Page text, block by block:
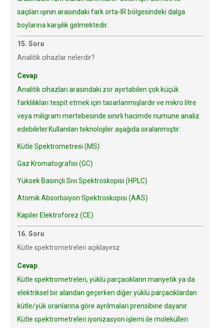
saçılan ışının arasındaki fark orta-IR bölgesindeki dalga
boylarına karşılık gelmektedir.
15. Soru
Analitik cihazlar nelerdir?
Cevap
Analitik cihazları arasındaki zor ayırtabilen çok küçük
farklılıkları tespit etmek için tasarlanmışlardır ve mikro litre
veya miligram mertebesinde sınırlı hacimde numune analiz
edebilirler.Kullanılan teknolojiler aşağıda sıralanmıştır:
Kütle Spektrometresi (MS)
Gaz Kromatografisi (GC)
Yüksek Basınçlı Sıvı Spektroskopisi (HPLC)
Atomik Absorbsiyon Spektroskopisi (AAS)
Kapiler Elektroforez (CE)
16. Soru
Kütle spektrometreleri açıklayınız.
Cevap
Kütle spektrometreleri, yüklü parçacıkların manyetik ya da
elektriksel bir alandan geçerken diğer yüklü parçacıklardan
kütle/yük oranlarına göre ayrılmaları prensibine dayanır.
Kütle spektrometreleri iyonizasyon işlemi ile molekülleri